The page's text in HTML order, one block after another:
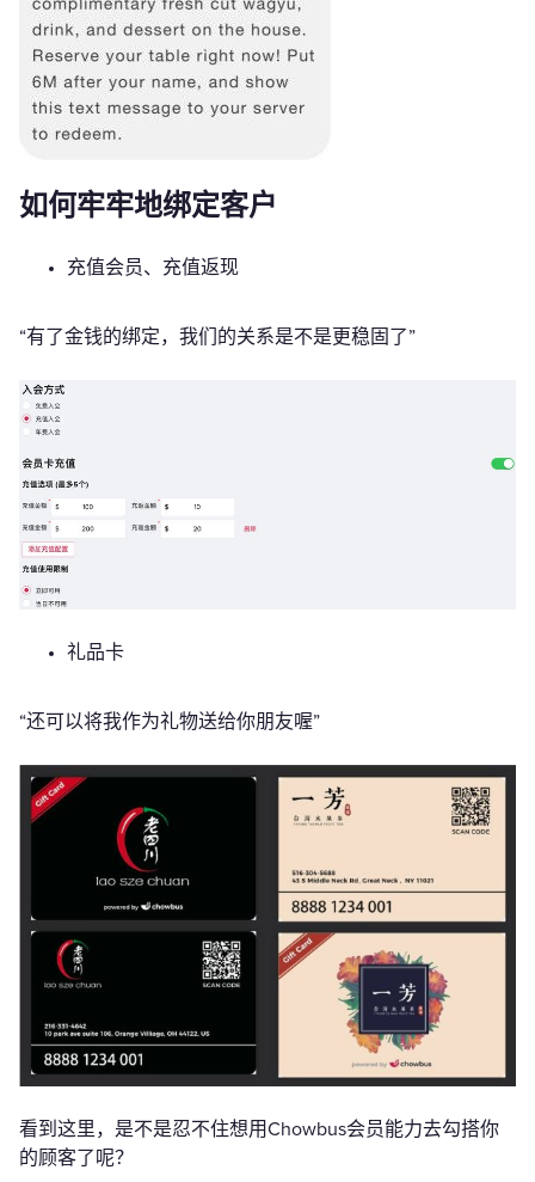
如何牢牢地绑定客户
充值会员、充值返现
“有了金钱的绑定，我们的关系是不是更稳固了”
礼品卡
“还可以将我作为礼物送给你朋友喔”
看到这里，是不是忍不住想用Chowbus会员能力去勾搭你
的顾客了呢？